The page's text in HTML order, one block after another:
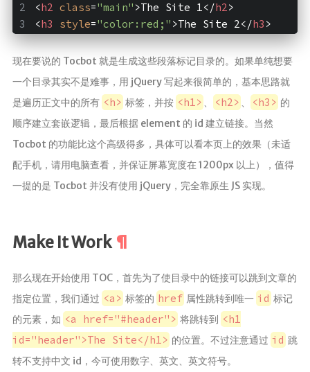
<h2 class="main" >The Site 1</h2>
<h3 style="color:red;" >The Site 2</h3 >
现在要说的 Tocbot 就是生成这些段落标记目录的。如果单纯想要
一个目录其实不是难事，用 jQuery 写起来很简单的，基本思路就
是遍历正文中的所有 <h> 标签，并按 <h1> 、 <h2> 、 <h3> 的
顺序建立套嵌逻辑，最后根据 element 的 id 建立链接。当然
Tocbot 的功能比这个高级得多，具体可以看本页上的效果（未适
配手机，请用电脑查看，并保证屏幕宽度在 1200px 以上），值得
一提的是 Tocbot 并没有使用 jQuery，完全靠原生 JS 实现。
Make It Work
那么现在开始使用 TOC，首先为了使目录中的链接可以跳到文章的
指定位置，我们通过 <a> 标签的 href 属性跳转到唯一 id 标记
的元素，如 <a href="#header"> 将跳转到 <h1
id="header">The Site</h1> 的位置。不过注意通过 id 跳
转不支持中文 id，今可使用数字、英文、英文符号。